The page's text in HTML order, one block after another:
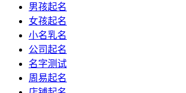
男孩起名
女孩起名
小名乳名
公司起名
名字测试
周易起名